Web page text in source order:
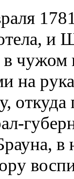
и
в чужом
на
в